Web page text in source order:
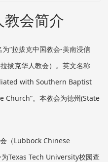
会简介
“拉拔克中国教会-美南浸信
拔克华人教会）。英文名称
with Southern Baptist
。 本教会为德州(State
（Lubbock Chinese
Texas Tech University校园查